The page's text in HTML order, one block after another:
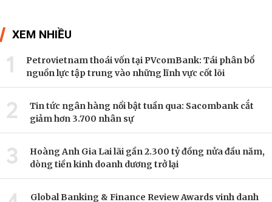
XEM NHIỀU
1
Petrovietnam thoái vốn tại PVcomBank: Tái phân bổ
nguồn lực tập trung vào những lĩnh vực cốt lõi
2
Tin tức ngân hàng nổi bật tuần qua: Sacombank cắt
giảm hơn 3.700 nhân sự
3
Hoàng Anh Gia Lai lãi gần 2.300 tỷ đồng nửa đầu năm,
dòng tiền kinh doanh dương trở lại
Global Banking & Finance Review Awards vinh danh